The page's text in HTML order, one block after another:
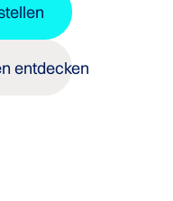
entdecken